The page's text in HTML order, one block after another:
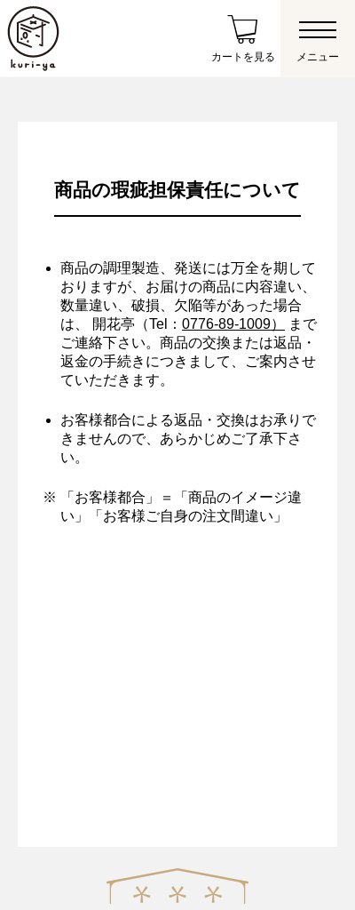
カートを見る メニュー
事業者 合資会社開花亭
電話番号 0776-89-1009
ご利用案内
商品の瑕疵担保責任について
商品の調理製造、発送には万全を期して
おりますが、お届けの商品に内容違い、
数量違い、破損、欠陥等があった場合
は、 開花亭（Tel： 0776-89-1009）
まで
ご連絡下さい。商品の交換または返品・
返金の手続きにつきまして、ご案内させ
ていただきます。
お客様都合による返品・交換はお承りで
きませんので、あらかじめご了承下さ
い。
「お客様都合」＝「商品のイメージ違
い」「お客様ご自身の注文間違い」